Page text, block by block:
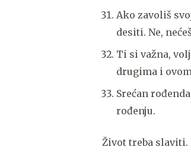
Ako zavoliš
desiti. Ne,
Ti si važna,
drugima i
Srećan
rođenju.
Život treba slaviti.